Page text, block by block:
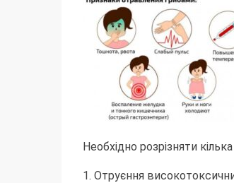
Необхідно розрізняти
1. Отруєння